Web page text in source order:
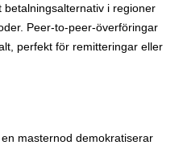
i regioner
Peer-to-peer-överföringar
perfekt för remitteringar eller
masternod demokratiserar